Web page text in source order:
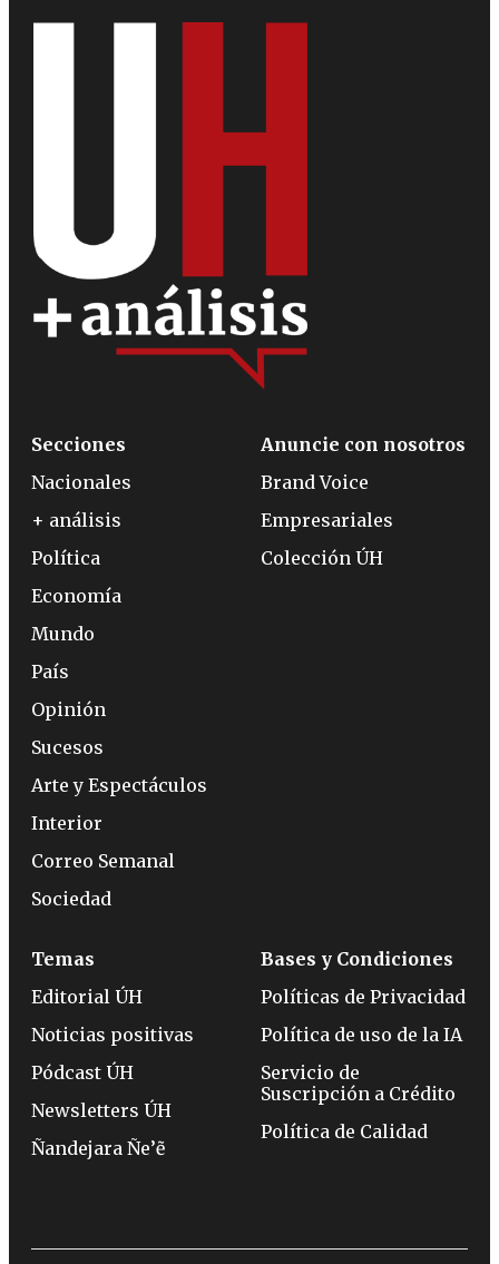
Secciones
Nacionales
+ análisis
Política
Economía
Mundo
País
Opinión
Sucesos
Arte y Espectáculos
Interior
Correo Semanal
Sociedad
Anuncie con nosotros
Brand Voice
Empresariales
Colección ÚH
Temas
Editorial ÚH
Noticias positivas
Pódcast ÚH
Newsletters ÚH
Ñandejara Ñe’ẽ
Bases y Condiciones
Políticas de Privacidad
Política de uso de la IA
Servicio de
Suscripción a Crédito
Política de Calidad